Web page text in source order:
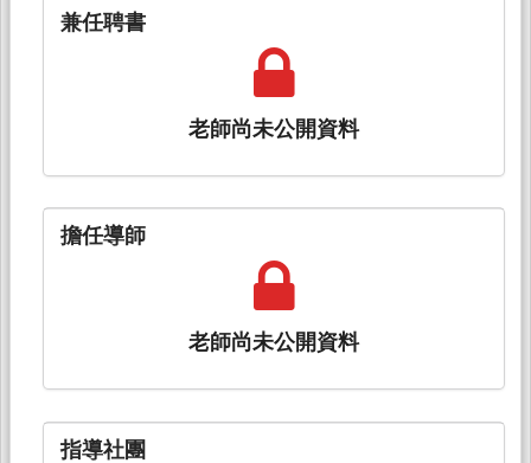
兼任聘書
老師尚未公開資料
擔任導師
老師尚未公開資料
指導社團